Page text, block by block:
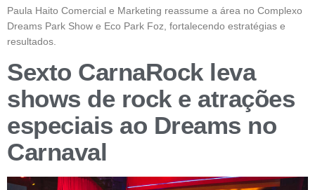
Paula Haito Comercial e Marketing reassume a área no Complexo
Dreams Park Show e Eco Park Foz, fortalecendo estratégias e
resultados.
Sexto CarnaRock leva
shows de rock e atrações
especiais ao Dreams no
Carnaval